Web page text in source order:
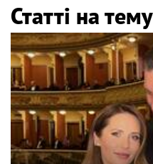
Статті на тему